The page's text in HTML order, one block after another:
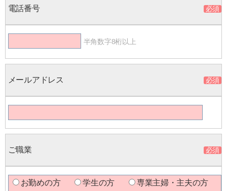
電話番号
半角数字8桁以上
メールアドレス
ご職業
お勤めの方 学生の方
専業主婦・主夫の方